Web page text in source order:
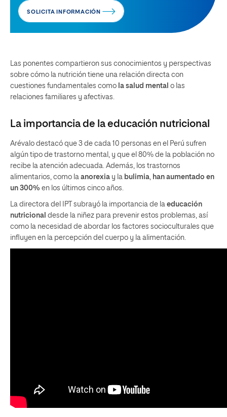
SOLICITA INFORMACIÓN
Las ponentes compartieron sus conocimientos y perspectivas
sobre cómo la nutrición tiene una relación directa con
cuestiones fundamentales como la salud mental o las
relaciones familiares y afectivas.
La importancia de la educación nutricional
Arévalo destacó que 3 de cada 10 personas en el Perú sufren
algún tipo de trastorno mental, y que el 80% de la población no
recibe la atención adecuada. Además, los trastornos
alimentarios, como la anorexia y la bulimia, han aumentado en
un 300% en los últimos cinco años.
La directora del IPT subrayó la importancia de la educación
nutricional desde la niñez para prevenir estos problemas, así
como la necesidad de abordar los factores socioculturales que
influyen en la percepción del cuerpo y la alimentación.